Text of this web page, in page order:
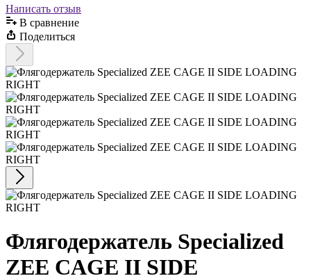
Написать отзыв
В сравнениe
Поделиться
Флягодержатель Specialized
ZEE CAGE II SIDE